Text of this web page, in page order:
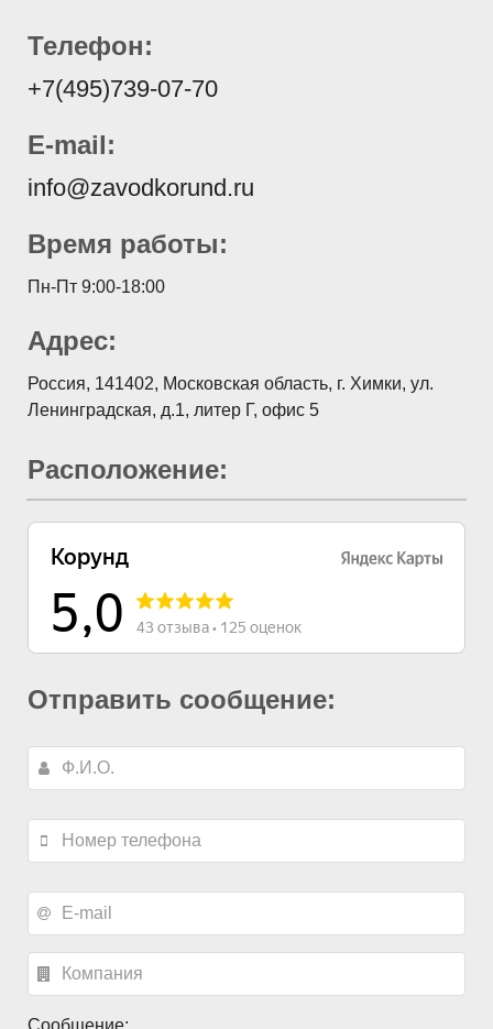
Телефон:
+7(495)739-07-70
E-mail:
info@zavodkorund.ru
Время работы:
Пн-Пт 9:00-18:00
Адрес:
Россия, 141402, Московская область, г. Химки, ул.
Ленинградская, д.1, литер Г, офис 5
Расположение:
Отправить сообщение:
Сообщение: